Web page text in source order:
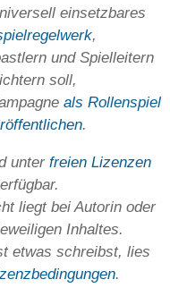
einsetz­bares
,
und Spiel­leitern
soll,
als Rollenspiel
.
unter freien Lizenzen
liegt bei Autorin oder
In­haltes.
etwas schreibst, lies
.